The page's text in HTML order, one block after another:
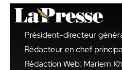
Président-directeur
Rédacteur en chef
Rédaction Web: Mariem